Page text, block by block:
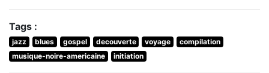
Tags :
jazz blues gospel decouverte voyage
compilation
musique-noire-americaine
initiation